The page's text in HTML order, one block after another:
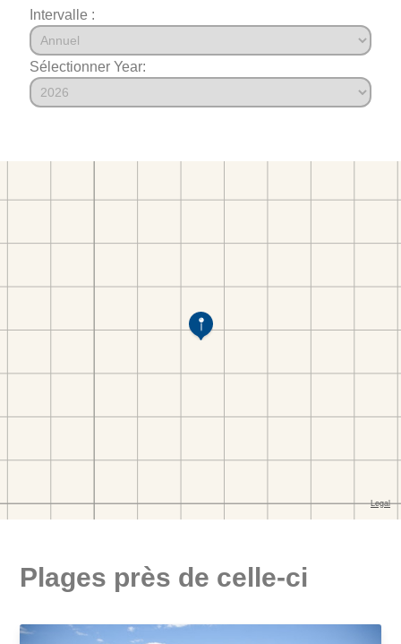
Intervalle :
Sélectionner Year:
Plages près de celle-ci